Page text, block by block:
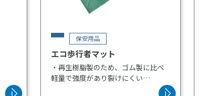
保安用品
エコ歩行者マット
・再生樹脂製のため、ゴム製に比べ
軽量で強度があり裂けにくい